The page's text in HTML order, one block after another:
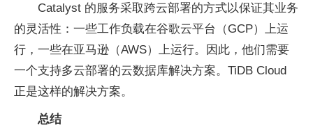
Catalyst 的服务采取跨云部署的方式以保证其业务
的灵活性：一些工作负载在谷歌云平台（GCP）上运
行，一些在亚马逊（AWS）上运行。因此，他们需要
一个支持多云部署的云数据库解决方案。TiDB Cloud
正是这样的解决方案。
总结